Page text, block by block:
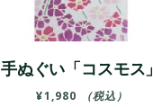
手ぬぐい「コスモス」
¥1,980 （税込）